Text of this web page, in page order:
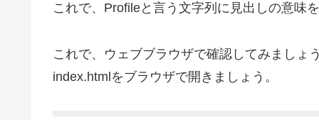
これで、Profileと言う文字列に見出しの意味
これで、ウェブブラウザで確認してみましょう
index.htmlをブラウザで開きましょう。